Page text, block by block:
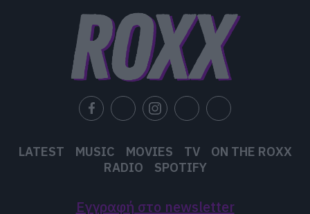
LATEST MUSIC MOVIES TV
ON THE ROXX
RADIO
SPOTIFY
Εγγραφή στο newsletter